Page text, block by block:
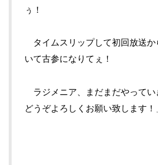
ぅ！
タイムスリップして初回放送か
いて古参になりてぇ！
ラジメニア、まだまだやってい
どうぞよろしくお願い致します！